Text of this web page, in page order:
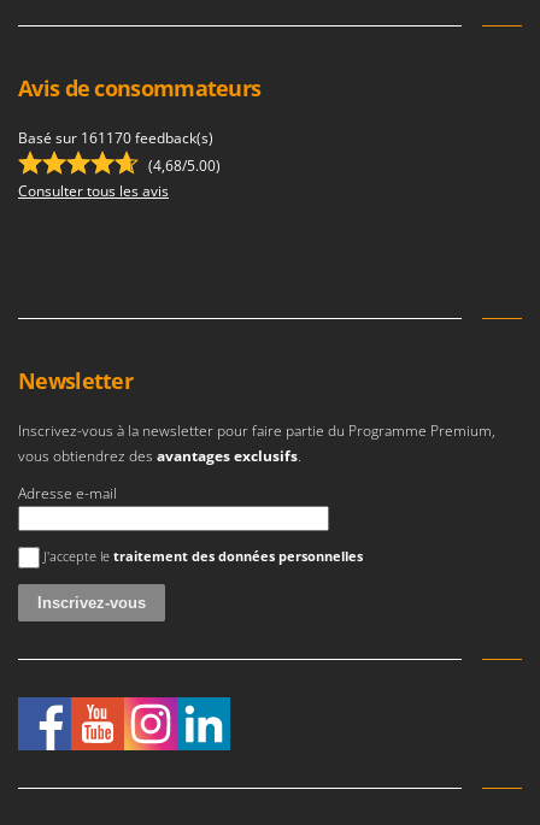
Avis de consommateurs
Basé sur 161170 feedback(s)
(4,68/5.00)
Consulter tous les avis
Newsletter
Inscrivez-vous à la newsletter pour faire partie du Programme Premium,
vous obtiendrez des avantages exclusifs.
Adresse e-mail
Une erreur est survenue
J'accepte le traitement des données personnelles